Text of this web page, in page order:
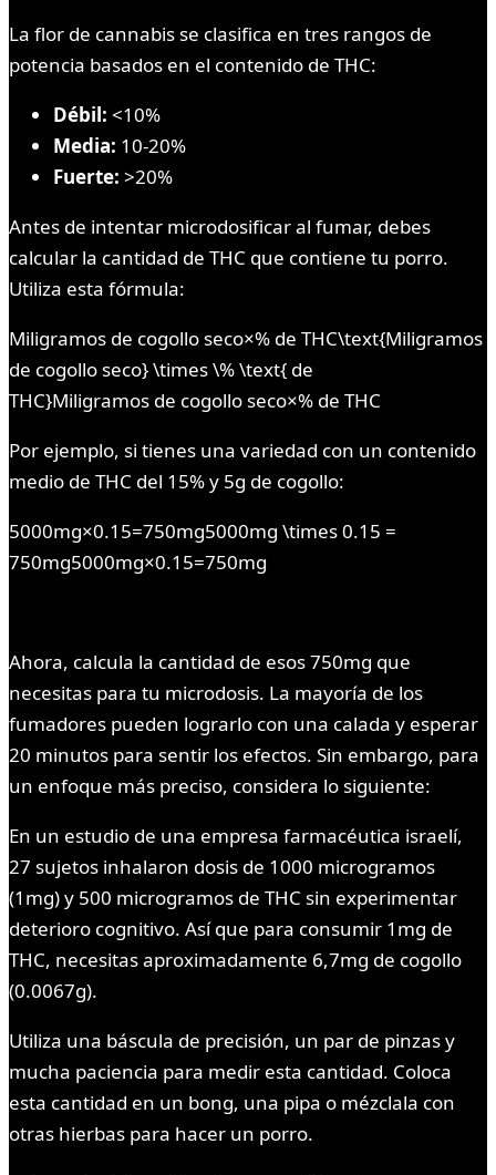
La flor de cannabis se clasifica en tres rangos de
potencia basados en el contenido de THC:
Débil: <10%
Media: 10-20%
Fuerte: >20%
Antes de intentar microdosificar al fumar, debes
calcular la cantidad de THC que contiene tu porro.
Utiliza esta fórmula:
Miligramos de cogollo seco×% de THC\text{Miligramos
de cogollo seco} \times \% \text{ de
THC}Miligramos de cogollo seco×% de THC
Por ejemplo, si tienes una variedad con un contenido
medio de THC del 15% y 5g de cogollo:
5000mg×0.15=750mg5000mg \times 0.15 =
750mg5000mg×0.15=750mg
Ahora, calcula la cantidad de esos 750mg que
necesitas para tu microdosis. La mayoría de los
fumadores pueden lograrlo con una calada y esperar
20 minutos para sentir los efectos. Sin embargo, para
un enfoque más preciso, considera lo siguiente:
En un estudio de una empresa farmacéutica israelí,
27 sujetos inhalaron dosis de 1000 microgramos
(1mg) y 500 microgramos de THC sin experimentar
deterioro cognitivo. Así que para consumir 1mg de
THC, necesitas aproximadamente 6,7mg de cogollo
(0.0067g).
Utiliza una báscula de precisión, un par de pinzas y
mucha paciencia para medir esta cantidad. Coloca
esta cantidad en un bong, una pipa o mézclala con
otras hierbas para hacer un porro.